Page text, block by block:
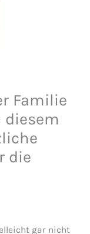
Familie
die
gar nicht